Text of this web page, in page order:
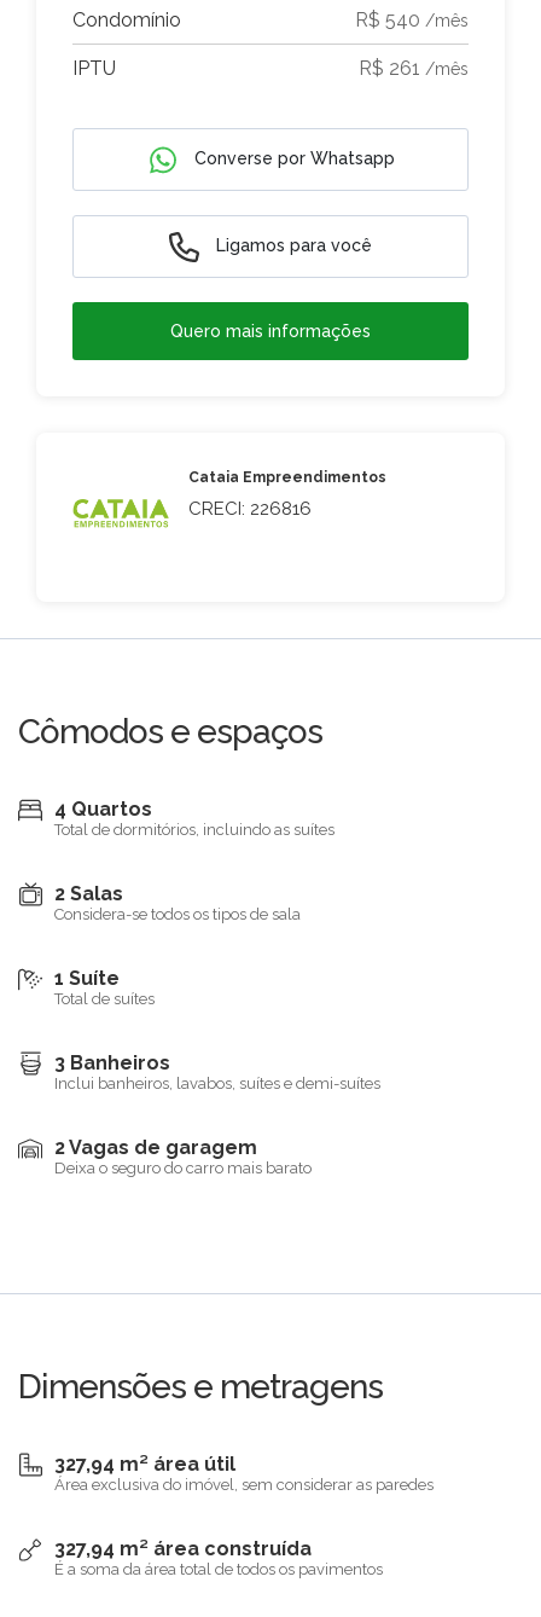
Condomínio R$ 540 /mês
IPTU R$ 261 /mês
Converse por Whatsapp
Ligamos para você
Quero mais informações
Cataia Empreendimentos
CRECI: 226816
Cômodos e espaços
4 Quartos
Total de dormitórios, incluindo as suítes
2 Salas
Considera-se todos os tipos de sala
1 Suíte
Total de suítes
3 Banheiros
Inclui banheiros, lavabos, suítes e demi-suítes
2 Vagas de garagem
Deixa o seguro do carro mais barato
Dimensões e metragens
327,94 m² área útil
Área exclusiva do imóvel, sem considerar as paredes
327,94 m² área construída
É a soma da área total de todos os pavimentos